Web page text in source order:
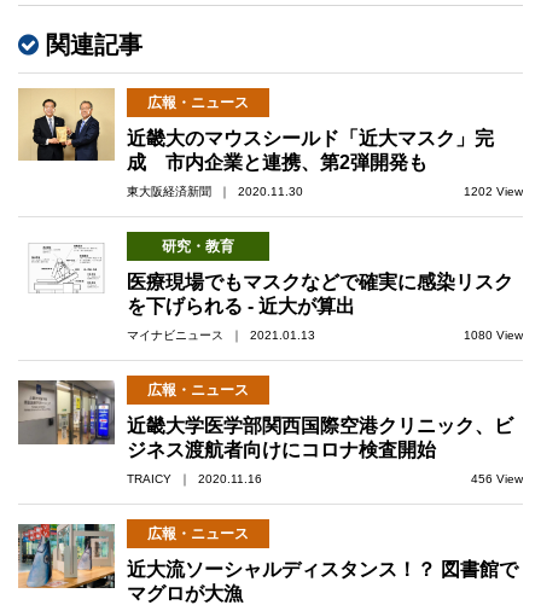
関連記事
広報・ニュース
近畿大のマウスシールド「近大マスク」完
成 市内企業と連携、第2弾開発も
東大阪経済新聞 ｜ 2020.11.30 1202 View
研究・教育
医療現場でもマスクなどで確実に感染リスク
を下げられる - 近大が算出
マイナビニュース ｜ 2021.01.13 1080 View
広報・ニュース
近畿大学医学部関西国際空港クリニック、ビ
ジネス渡航者向けにコロナ検査開始
TRAICY ｜ 2020.11.16 456 View
広報・ニュース
近大流ソーシャルディスタンス！？ 図書館で
マグロが大漁